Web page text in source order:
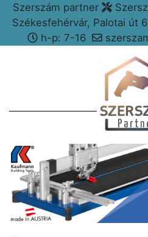
Szerszám partner
Székesfehérvár, Palotai út
h-p: 7-16